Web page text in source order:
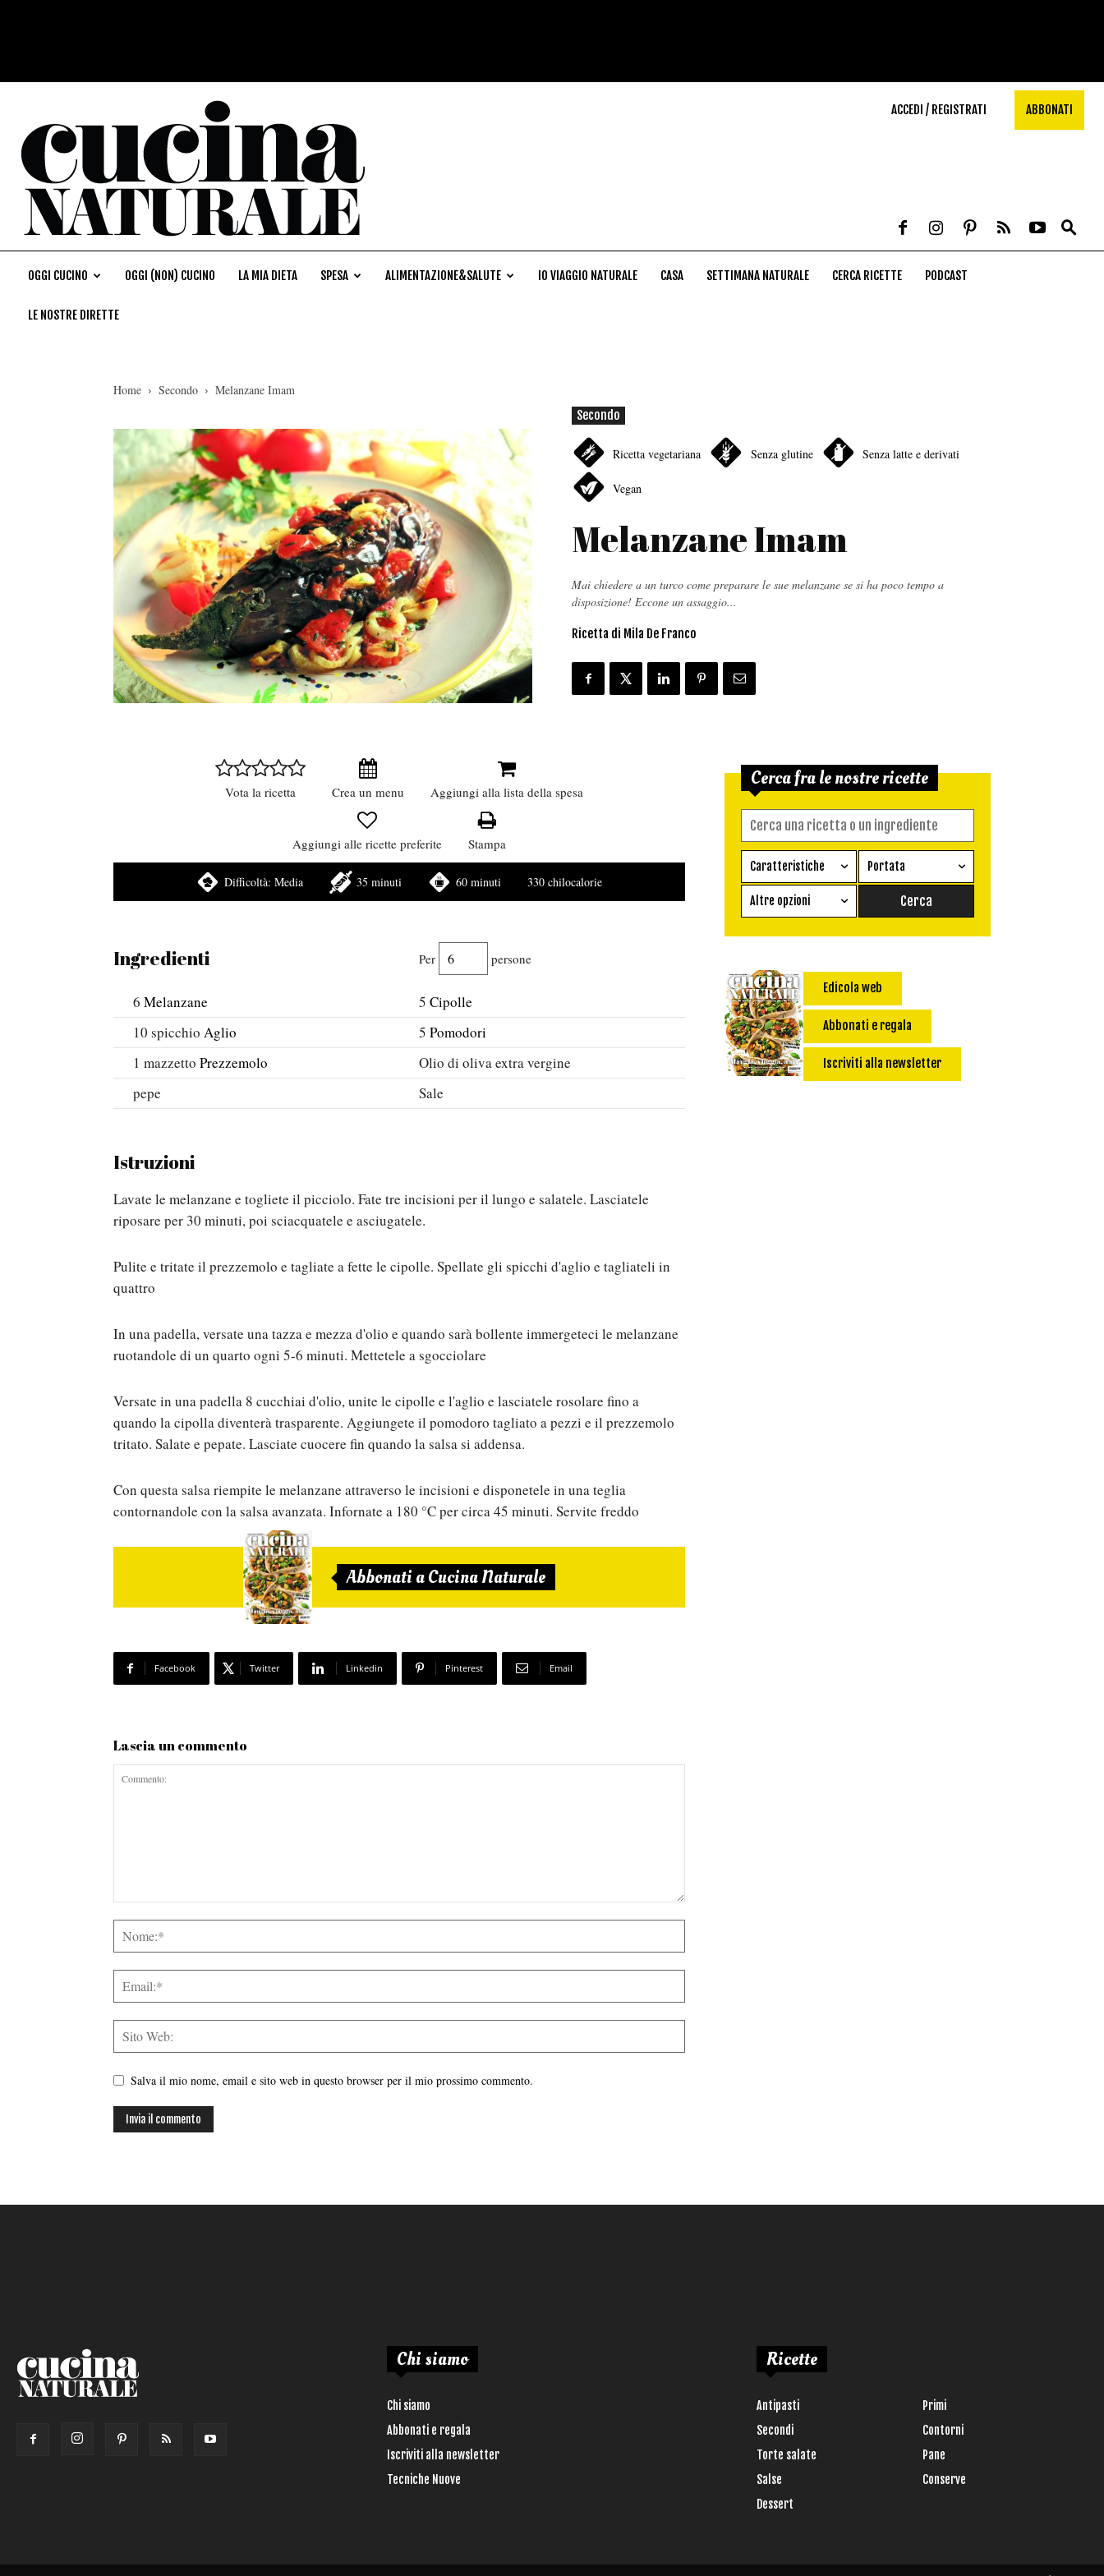
ACCEDI / REGISTRATI ABBONATI
OGGI CUCINO OGGI (NON) CUCINO LA MIA DIETA SPESA ALIMENTAZIONE&SALUTE IO VIAGGIO NATURALE CASA SETTIMANA NATURALE CERCA RICETTE PODCAST
LE NOSTRE DIRETTE
Home Secondo
Melanzane Imam
Secondo
Ricetta vegetariana Senza glutine Senza latte e derivati
Vegan
Melanzane Imam
Mai chiedere a un turco come preparare le sue melanzane se si ha poco tempo a
disposizione! Eccone un assaggio...
Ricetta di Mila De Franco
Vota la ricetta Crea un menu Aggiungi alla lista della spesa
Aggiungi alle ricette preferite Stampa
Difficoltà: Media 35 minuti 60 minuti 330 chilocalorie
Ingredienti Per persone
6 Melanzane 5 Cipolle
10 spicchio Aglio 5 Pomodori
1 mazzetto Prezzemolo
Olio di oliva extra vergine
pepe
Sale
Istruzioni
Lavate le melanzane e togliete il picciolo. Fate tre incisioni per il lungo e salatele. Lasciatele
riposare per 30 minuti, poi sciacquatele e asciugatele.
Pulite e tritate il prezzemolo e tagliate a fette le cipolle. Spellate gli spicchi d'aglio e tagliateli in
quattro
In una padella, versate una tazza e mezza d'olio e quando sarà bollente immergeteci le melanzane
ruotandole di un quarto ogni 5-6 minuti. Mettetele a sgocciolare
Versate in una padella 8 cucchiai d'olio, unite le cipolle e l'aglio e lasciatele rosolare fino a
quando la cipolla diventerà trasparente. Aggiungete il pomodoro tagliato a pezzi e il prezzemolo
tritato. Salate e pepate. Lasciate cuocere fin quando la salsa si addensa.
Con questa salsa riempite le melanzane attraverso le incisioni e disponetele in una teglia
contornandole con la salsa avanzata. Infornate a 180 °C per circa 45 minuti. Servite freddo
Abbonati a Cucina Naturale
Facebook Twitter Linkedin Pinterest Email
Lascia un commento
Salva il mio nome, email e sito web in questo browser per il mio prossimo commento.
Cerca fra le nostre ricette
Caratteristiche
Ricetta vegetariana
Senza glutine
senza uova
Vegan
Portata
Antipasto
Conserva
Dessert
Pane
Salsa
Secondo
Altre opzioni
Impatto Glicemico:
Calorie max (kcal):
Edicola web
Abbonati e regala
Iscriviti alla newsletter
Chi siamo
Chi siamo
Abbonati e regala
Iscriviti alla newsletter
Tecniche Nuove
Ricette
Antipasti
Primi
Secondi
Contorni
Torte salate
Pane
Salse
Conserve
Dessert